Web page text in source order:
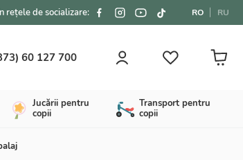
rețele de socializare: RO RU
60 127 700
Jucării pentru
copii
Transport pentru
copii